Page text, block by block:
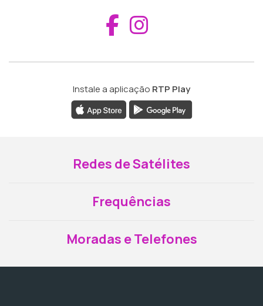
Aceder ao
Instale a aplicação RTP Play
Redes de Satélites
Frequências
Moradas e Telefones